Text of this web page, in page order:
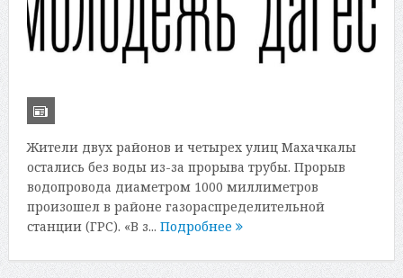
Жители двух районов и четырех улиц Махачкалы
остались без воды из-за прорыва трубы. Прорыв
водопровода диаметром 1000 миллиметров
произошел в районе газораспределительной
станции (ГРС). «В з... Подробнее